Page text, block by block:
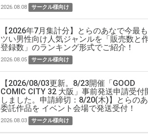
2026.08.08 サークル様向け
【2026年7月集計分】とらのあなで今最
ツい男性向け人気ジャンルを「販売数と
登録数」のランキング形式でご紹介！
2026.08.05 サークル様向け
【2026/08/03更新。8/23開催「GOOD
COMIC CITY 32 大阪」事前発送申請受付
しました。申請締切：8/20(木)】とらの
委託作品を イベント会場で発送受付！
2026.08.03 サークル様向け